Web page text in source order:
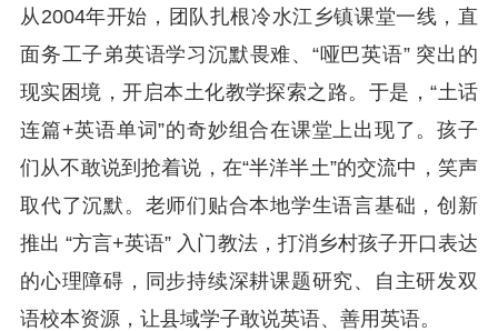
从2004年开始，团队扎根冷水江乡镇课堂一线，直
面务工子弟英语学习沉默畏难、“哑巴英语” 突出的
现实困境，开启本土化教学探索之路。 于是，“土话
连篇+英语单词”的奇妙组合在课堂上出现了。孩子
们从不敢说到抢着说，在“半洋半土”的交流中，笑声
取代了沉默。 老师们贴合本地学生语言基础，创新
推出 “方言+英语” 入门教法，打消乡村孩子开口表达
的心理障碍，同步持续深耕课题研究、自主研发双
语校本资源，让县域学子敢说英语、善用英语。